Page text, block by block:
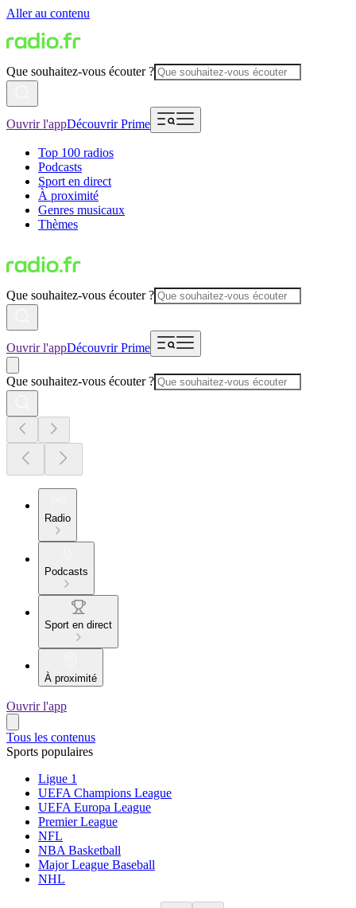
Aller au contenu
Que souhaitez-vous écouter ?
Ouvrir l'appDécouvrir Prime
Top 100 radios
Podcasts
Sport en direct
À proximité
Genres musicaux
Thèmes
Que souhaitez-vous écouter ?
Ouvrir l'appDécouvrir Prime
Que souhaitez-vous écouter ?
Radio
Podcasts
Sport en direct
À proximité
Ouvrir l'app
Tous les contenus
Sports populaires
Ligue 1
UEFA Champions League
UEFA Europa League
Premier League
NFL
NBA Basketball
Major League Baseball
NHL